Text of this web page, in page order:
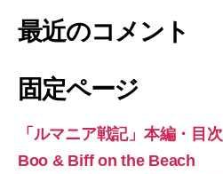
最近のコメント
固定ページ
「ルマニア戦記」本編・目次
Boo & Biff on the Beach